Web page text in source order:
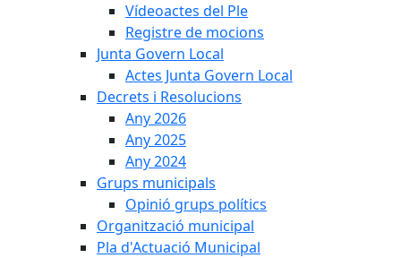
Vídeoactes del Ple
Registre de mocions
Junta Govern Local
Actes Junta Govern Local
Decrets i Resolucions
Any 2026
Any 2025
Any 2024
Grups municipals
Opinió grups polítics
Organització municipal
Pla d'Actuació Municipal